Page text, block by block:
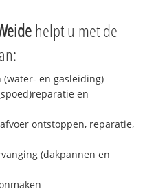
helpt u met de
(water- en gasleiding)
en
ontstoppen, reparatie,
(dakpannen en